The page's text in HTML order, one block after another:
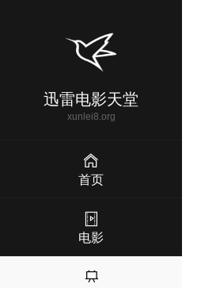
迅雷电影天堂
xunlei8.org
首页
电影